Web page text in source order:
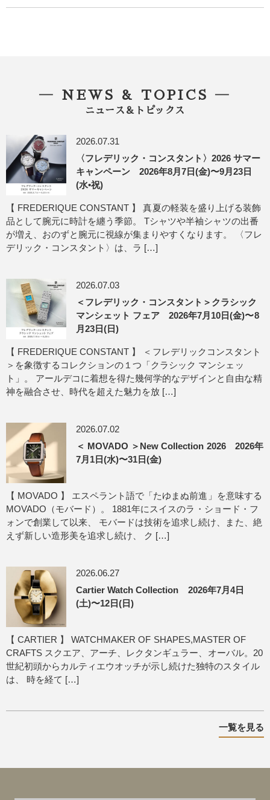
― NEWS & TOPICS ―
ニュース＆トピックス
2026.07.31
〈フレデリック・コンスタント〉2026 サマー
キャンペーン 2026年8月7日(金)〜9月23日
(水•祝)
【 FREDERIQUE CONSTANT 】 真夏の軽装を盛り上げる装飾
品として腕元に時計を纏う季節。 Tシャツや半袖シャツの出番
が増え、おのずと腕元に視線が集まりやすくなります。 〈フレ
デリック・コンスタント〉は、ラ […]
2026.07.03
＜フレデリック・コンスタント＞クラシック
マンシェット フェア 2026年7月10日(金)〜8
月23日(日)
【 FREDERIQUE CONSTANT 】 ＜フレデリックコンスタント
＞を象徴するコレクションの１つ「クラシック マンシェッ
ト」。 アールデコに着想を得た幾何学的なデザインと自由な精
神を融合させ、時代を超えた魅力を放 […]
2026.07.02
＜ MOVADO ＞New Collection 2026 2026年
7月1日(水)〜31日(金)
【 MOVADO 】 エスペラント語で「たゆまぬ前進」を意味する
MOVADO（モバード）。 1881年にスイスのラ・ショード・フ
ォンで創業して以来、 モバードは技術を追求し続け、また、絶
えず新しい造形美を追求し続け、 ク […]
2026.06.27
Cartier Watch Collection 2026年7月4日
(土)〜12日(日)
【 CARTIER 】 WATCHMAKER OF SHAPES,MASTER OF
CRAFTS スクエア、アーチ、レクタンギュラー、オーバル。20
世紀初頭からカルティエウオッチが示し続けた独特のスタイル
は、 時を経て […]
一覧を見る